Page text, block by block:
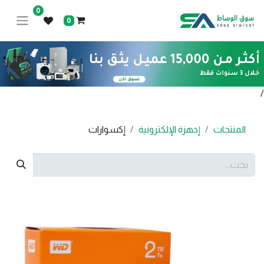
0
0
/
المنتجات إجهزة الإلكترونية إكسوارات